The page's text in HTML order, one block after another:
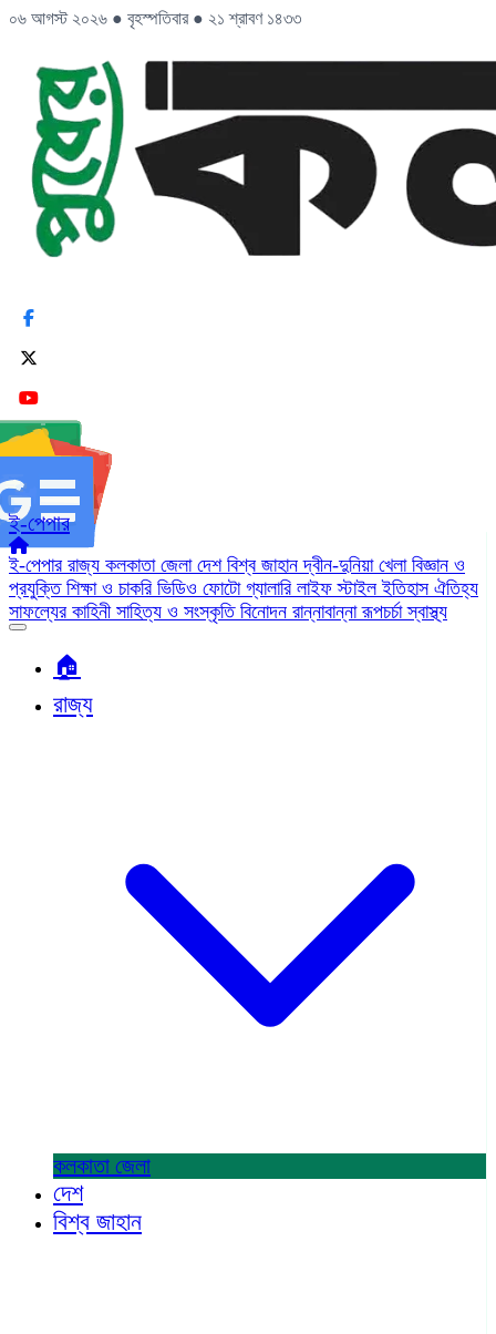
০৬ আগস্ট ২০২৬ ● বৃহস্পতিবার ● ২১ শ্রাবণ ১৪৩৩
ই-পেপার
ই-পেপার রাজ্য কলকাতা জেলা দেশ বিশ্ব জাহানদ্বীন-দুনিয়া খেলা বিজ্ঞান ও
প্রযুক্তি শিক্ষা ও চাকরি ভিডিও ফোটো গ্যালারি লাইফ স্টাইলইতিহাস ঐতিহ্য
সাফল্যের কাহিনী সাহিত্য ও সংস্কৃতি বিনোদন রান্নাবান্নারূপচর্চাস্বাস্থ্য
🏠︎
রাজ্য
কলকাতা জেলা
দেশ
বিশ্ব জাহান